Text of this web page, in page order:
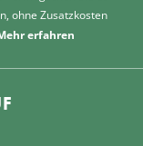
ohne Zusatzkosten
erfahren